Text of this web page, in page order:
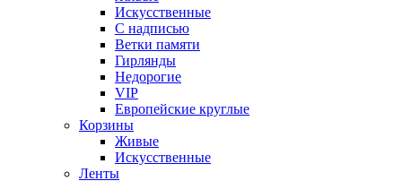
Искусственные
С надписью
Ветки памяти
Гирлянды
Недорогие
VIP
Европейские круглые
Корзины
Живые
Искусственные
Ленты